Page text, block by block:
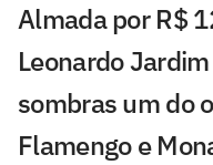
Almada por R$
Leonardo
sombras um do
Flamengo e